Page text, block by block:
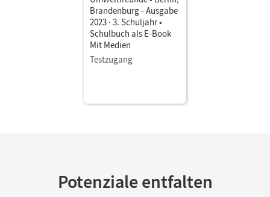
Brandenburg - Ausgabe
2023 · 3. Schuljahr •
Schulbuch als E-Book
Mit Medien
Testzugang
Potenziale entfalten